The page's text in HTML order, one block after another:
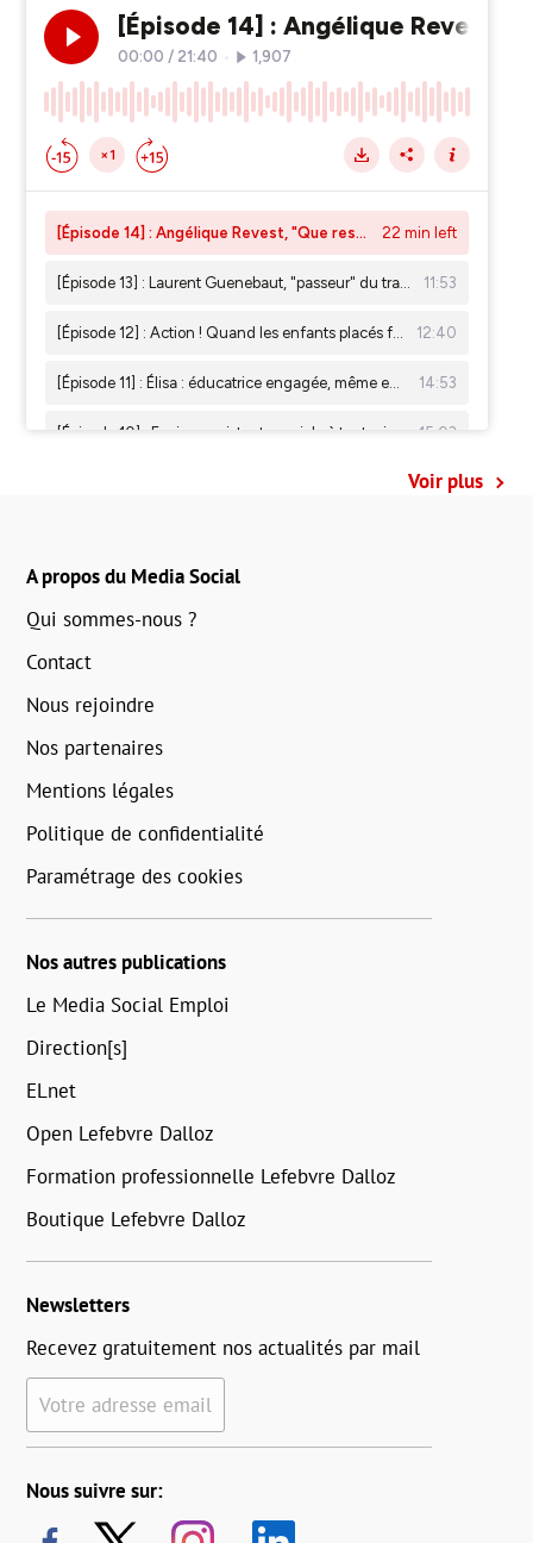
Voir plus
A propos du Media Social
Qui sommes-nous ?
Contact
Nous rejoindre
Nos partenaires
Mentions légales
Politique de confidentialité
Paramétrage des cookies
Nos autres publications
Le Media Social Emploi
Direction[s]
ELnet
Open Lefebvre Dalloz
Formation professionnelle Lefebvre Dalloz
Boutique Lefebvre Dalloz
Newsletters
Recevez gratuitement nos actualités par mail
Votre adresse email
Nous suivre sur: